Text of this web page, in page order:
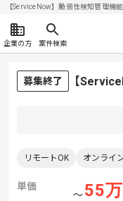
【ServiceNow】脆弱性検知管理
企業の方 案件検索
募集終了 【
リモートOK オンライ
単価
〜55万